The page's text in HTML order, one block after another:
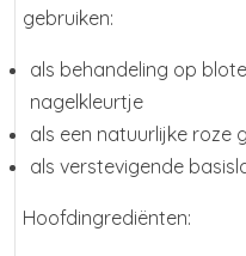
gebruiken:
als behandeling op
nagelkleurtje
als een natuurlijke roze
als verstevigende
Hoofdingrediënten: